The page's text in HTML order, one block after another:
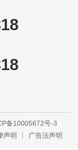
备10005672号-3
声明 广告法声明